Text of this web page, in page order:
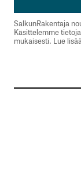
SalkunRakentaja
Käsittelemme
mukaisesti. Lue lisää